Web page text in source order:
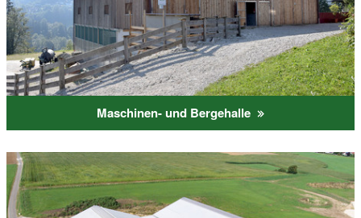
Maschinen- und Bergehalle